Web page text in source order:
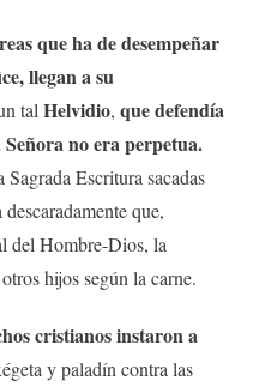
que ha de desempeñar
llegan a su
tal Helvidio, que defendía
no era perpetua.
Escritura sacadas
que,
del Hombre-Dios, la
hijos según la carne.
cristianos instaron a
y paladín contra las